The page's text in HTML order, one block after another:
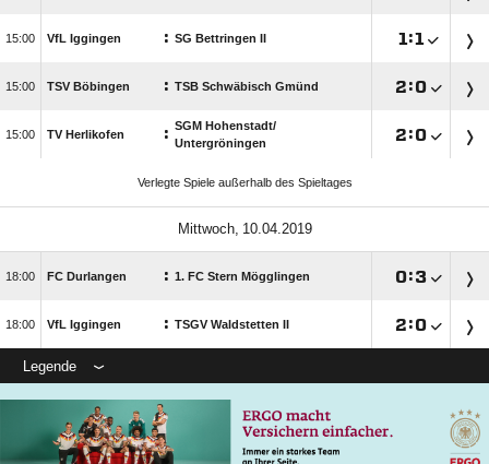
 VfL Iggingen : SG Bettringen II  :
 TSV Böbingen : TSB Schwäbisch Gmünd :
 TV Herlikofen : SGM Hohenstadt/​
Untergröningen
:
Verlegte Spiele außerhalb des Spieltages
 
 FC Durlangen : 1. FC Stern Mögglingen :
 VfL Iggingen : TSGV Waldstetten II :
Legende